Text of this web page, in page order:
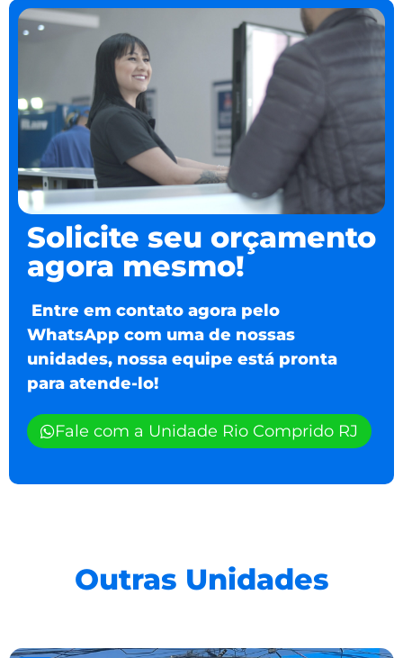
Solicite seu orçamento
agora mesmo!
Entre em contato agora pelo
WhatsApp com uma de nossas
unidades, nossa equipe está pronta
para atende-lo!
Fale com a Unidade Rio Comprido RJ
Outras Unidades